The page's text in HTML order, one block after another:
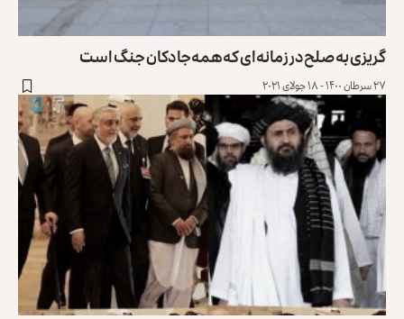
گریزی به صلح در زمانه‌ای که همه‌جا دکان جنگ است
۲۷ سرطان ۱۴۰۰ - ۱۸ جولای ۲۰۲۱